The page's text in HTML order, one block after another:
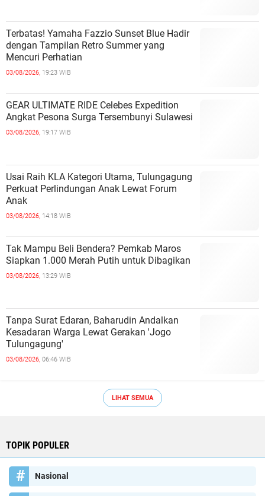
Terbatas! Yamaha Fazzio Sunset Blue Hadir
dengan Tampilan Retro Summer yang
Mencuri Perhatian
03/08/2026, 19:23 WIB
GEAR ULTIMATE RIDE Celebes Expedition
Angkat Pesona Surga Tersembunyi Sulawesi
03/08/2026, 19:17 WIB
Usai Raih KLA Kategori Utama, Tulungagung
Perkuat Perlindungan Anak Lewat Forum
Anak
03/08/2026, 14:18 WIB
Tak Mampu Beli Bendera? Pemkab Maros
Siapkan 1.000 Merah Putih untuk Dibagikan
03/08/2026, 13:29 WIB
Tanpa Surat Edaran, Baharudin Andalkan
Kesadaran Warga Lewat Gerakan 'Jogo
Tulungagung'
03/08/2026, 06:46 WIB
LIHAT SEMUA
TOPIK POPULER
Nasional